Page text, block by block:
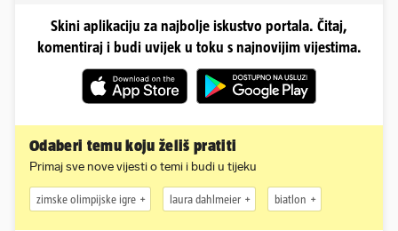
Skini aplikaciju za najbolje iskustvo portala. Čitaj,
komentiraj i budi uvijek u toku s najnovijim vijestima.
Odaberi temu koju želiš pratiti
Primaj sve nove vijesti o temi i budi u tijeku
zimske olimpijske igre laura dahlmeier biatlon